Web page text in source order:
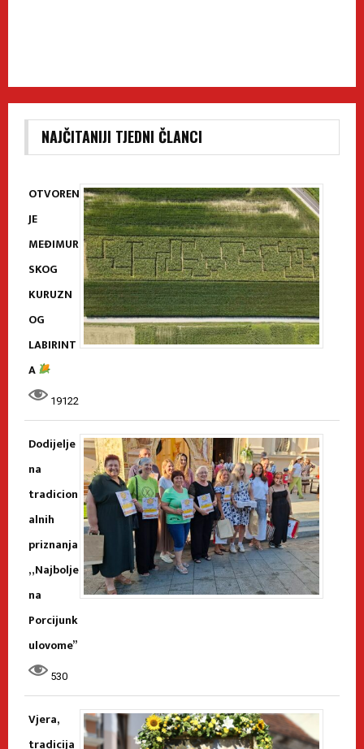
NAJČITANIJI TJEDNI ČLANCI
OTVOREN
JE
MEĐIMUR
SKOG
KURUZN
OG
LABIRINT
A
19122
Dodijelje
na
tradicion
alnih
priznanja
„Najbolje
na
Porcijunk
ulovome”
530
Vjera,
tradicija